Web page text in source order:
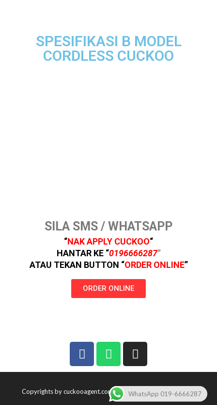
SPESIFIKASI B MODEL
CORDLESS CUCKOO
SILA SMS / WHATSAPP
“NAK APPLY CUCKOO“
HANTAR KE “0196666287″
ATAU TEKAN BUTTON “ORDER ONLINE”
ORDER ONLINE
Copyrights by cuckooagent.com| Theme bySpiracle Themes
WhatsApp 019-6666287